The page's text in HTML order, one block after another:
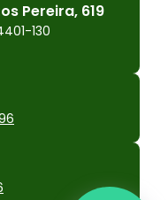
Pereira, 619
130